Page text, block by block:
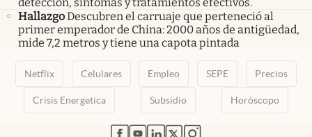
HallazgoDescubren el carruaje que perteneció al
primer emperador de China: 2000 años de antigüedad,
mide 7,2 metros y tiene una capota pintada
Netflix Celulares Empleo SEPE Precios
Crisis Energetica Subsidio Horóscopo
abre en nueva pestaña
abre en nueva pestaña
abre en nueva pestaña
abre en nueva pestaña
abre en nueva pestaña